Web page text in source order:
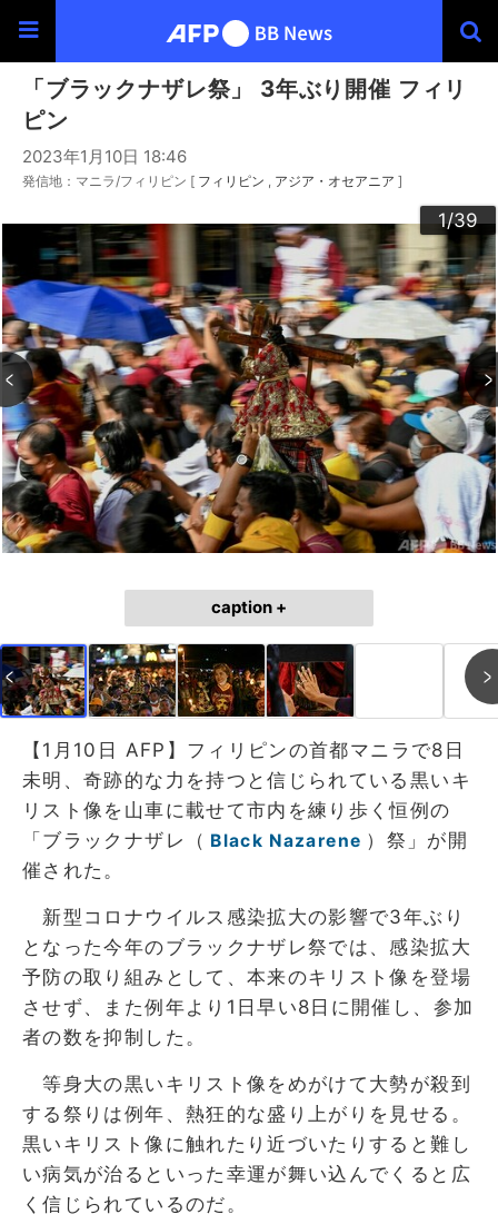
「ブラックナザレ祭」 3年ぶり開催 フィリ
ピン
2023年1月10日 18:46
発信地：マニラ/フィリピン [ フィリピン アジア・オセアニア ]
1/39
2/39
3/39
4/39
5/39
6/39
7/39
8/39
9/39
10/39
11/39
12/39
13/39
14/39
15/39
16/39
17/39
18/39
19/39
20/39
21/39
22/39
23/39
24/39
25/39
26/39
27/39
28/39
29/39
30/39
31/39
32/39
33/39
34/39
35/39
36/39
37/39
38/39
39/39
caption +
【1月10日 AFP】フィリピンの首都マニラで8日
未明、奇跡的な力を持つと信じられている黒いキ
リスト像を山車に載せて市内を練り歩く恒例の
「ブラックナザレ（ Black Nazarene ）祭」が開
催された。
新型コロナウイルス感染拡大の影響で3年ぶり
となった今年のブラックナザレ祭では、感染拡大
予防の取り組みとして、本来のキリスト像を登場
させず、また例年より1日早い8日に開催し、参加
者の数を抑制した。
等身大の黒いキリスト像をめがけて大勢が殺到
する祭りは例年、熱狂的な盛り上がりを見せる。
黒いキリスト像に触れたり近づいたりすると難し
い病気が治るといった幸運が舞い込んでくると広
く信じられているのだ。